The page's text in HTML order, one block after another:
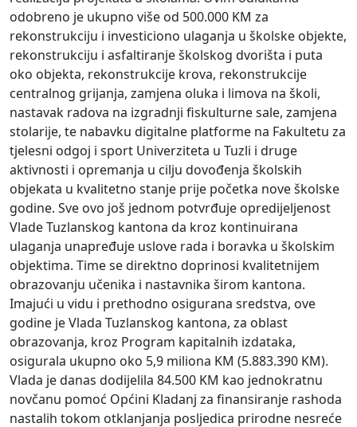
odobreno je ukupno više od 500.000 KM za
rekonstrukciju i investiciono ulaganja u školske objekte,
rekonstrukciju i asfaltiranje školskog dvorišta i puta
oko objekta, rekonstrukcije krova, rekonstrukcije
centralnog grijanja, zamjena oluka i limova na školi,
nastavak radova na izgradnji fiskulturne sale, zamjena
stolarije, te nabavku digitalne platforme na Fakultetu za
tjelesni odgoj i sport Univerziteta u Tuzli i druge
aktivnosti i opremanja u cilju dovođenja školskih
objekata u kvalitetno stanje prije početka nove školske
godine. Sve ovo još jednom potvrđuje opredijeljenost
Vlade Tuzlanskog kantona da kroz kontinuirana
ulaganja unapređuje uslove rada i boravka u školskim
objektima. Time se direktno doprinosi kvalitetnijem
obrazovanju učenika i nastavnika širom kantona.
Imajući u vidu i prethodno osigurana sredstva, ove
godine je Vlada Tuzlanskog kantona, za oblast
obrazovanja, kroz Program kapitalnih izdataka,
osigurala ukupno oko 5,9 miliona KM (5.883.390 KM).
Vlada je danas dodijelila 84.500 KM kao jednokratnu
novčanu pomoć Općini Kladanj za finansiranje rashoda
nastalih tokom otklanjanja posljedica prirodne nesreće